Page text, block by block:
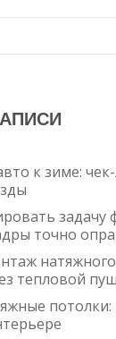
к зиме:
задачу
точно
тепловой
потолки: